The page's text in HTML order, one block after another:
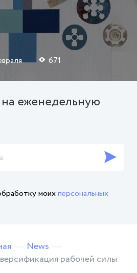
671
еженедельную
моихперсональных
News
рабочей силы